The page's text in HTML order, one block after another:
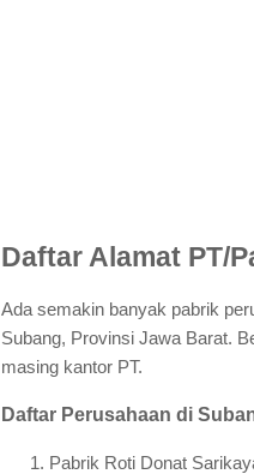
Daftar Alamat PT/
Ada semakin banyak pabrik
Subang, Provinsi Jawa Barat.
masing kantor PT.
Daftar Perusahaan di
Pabrik Roti Donat